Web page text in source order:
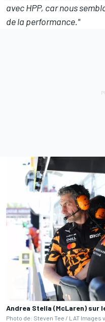
avec HPP, car nous
de la performance."
Andrea Stella (McLaren) sur
Photo de: Steven Tee / LAT Images